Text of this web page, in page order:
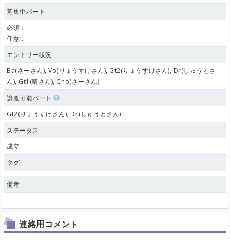
募集中パート
必須：
任意：
エントリー状況
Ba(さーさん), Vo(りょうすけさん), Gt2(りょうすけさん), Dr(しゅうとさ
ん), Gt1(晴さん), Cho(さーさん)
譲渡可能パート
Gt2(りょうすけさん), Dr(しゅうとさん)
ステータス
成立
タグ
備考
連絡用コメント